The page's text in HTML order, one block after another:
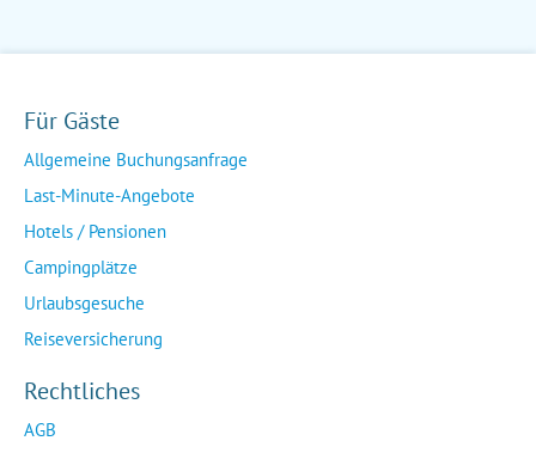
Für Gäste
Allgemeine Buchungsanfrage
Last-Minute-Angebote
Hotels / Pensionen
Campingplätze
Urlaubsgesuche
Reiseversicherung
Rechtliches
AGB